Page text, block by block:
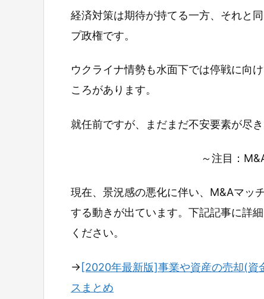
経済対策は期待が持てる一方、それと
プ政権です。
ウクライナ情勢も水面下では停戦に向
ころがあります。
就任前ですが、まだまだ不安要素が尽き
～注目：
現在、景況感の悪化に伴い、M&Aマッ
する動きが出ています。下記記事に詳
ください。
→[2020年最新版]事業や資産の売却(資
スまとめ